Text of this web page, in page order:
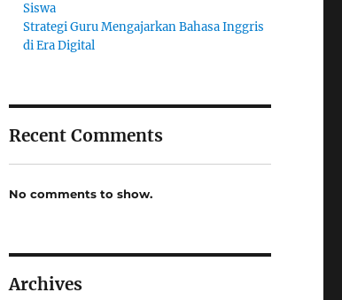
Siswa
Strategi Guru Mengajarkan Bahasa Inggris
di Era Digital
Recent Comments
No comments to show.
Archives